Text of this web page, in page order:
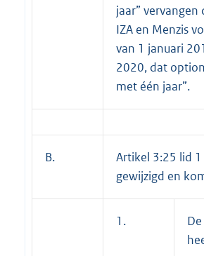
jaar” vervangen
IZA en Menzis
van 1 januari
2020, dat
met één jaar”.
B.
Artikel 3:25 lid
gewijzigd en
1.